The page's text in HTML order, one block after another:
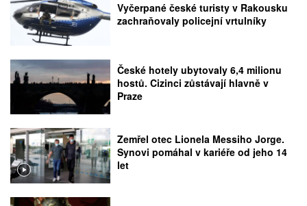
Vyčerpané české turisty v Rakousku
zachraňovaly policejní vrtulníky
České hotely ubytovaly 6,4 milionu
hostů. Cizinci zůstávají hlavně v
Praze
Zemřel otec Lionela Messiho Jorge.
Synovi pomáhal v kariéře od jeho 14
let